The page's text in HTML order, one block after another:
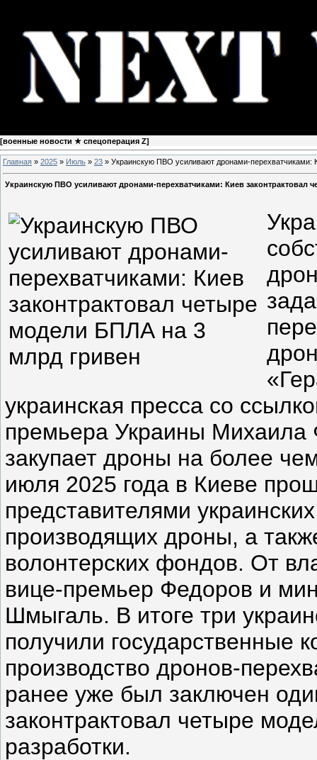
[военные новости ★ спецоперация Z]
Главная » 2025 » Июль » 23 » Украинскую ПВО усиливают дронами-перехватчиками:
Украинскую ПВО усиливают дронами-перехватчиками: Киев законтрактовал
украинская пресса со
премьера Украины Михаила
закупает дроны на более
июля 2025 года в Киеве
представителями
производящих дроны, а
волонтерских фондов. От
вице-премьер Федоров и
Шмыгаль. В итоге три
получили государственные
производство дронов-
ранее уже был заключен
законтрактовал четыре
разработки.